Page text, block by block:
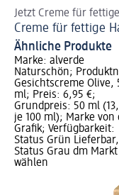
Jetzt Creme für
Creme für fettige
Ähnliche Produkte
Marke: alverde
Naturschön;
Gesichtscreme Olive,
ml; Preis: 6,95 €;
Grundpreis: 50 ml
je 100 ml); Marke von
Grafik; Verfügbarkeit:
Status Grün Lieferbar,
Status Grau dm Markt
wählen